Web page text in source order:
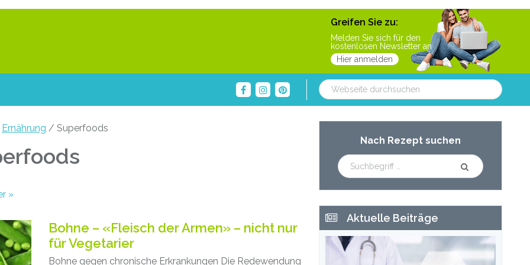
Greifen Sie zu:
Melden Sie sich für den
kostenlosen Newsletter an
Hier anmelden
Webseite
durchsuchen
Ernährung / Superfoods
»
Bohne – «Fleisch der Armen» – nicht nur
für Vegetarier
Bohne gegen chronische Erkrankungen Die Redewendung
Sidebar
Nach Rezept suchen
Aktuelle Beiträge